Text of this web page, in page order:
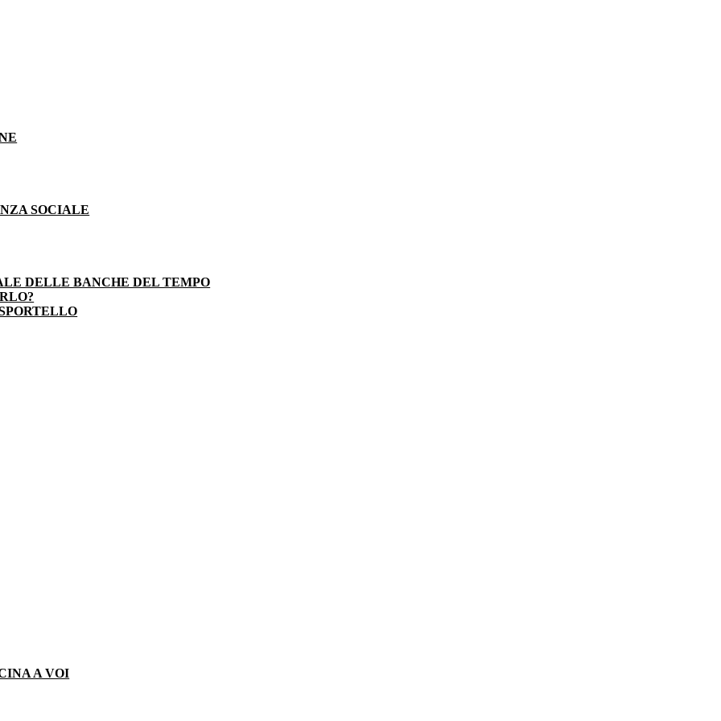
SOCIALE
DELLE BANCHE DEL TEMPO
A VOI